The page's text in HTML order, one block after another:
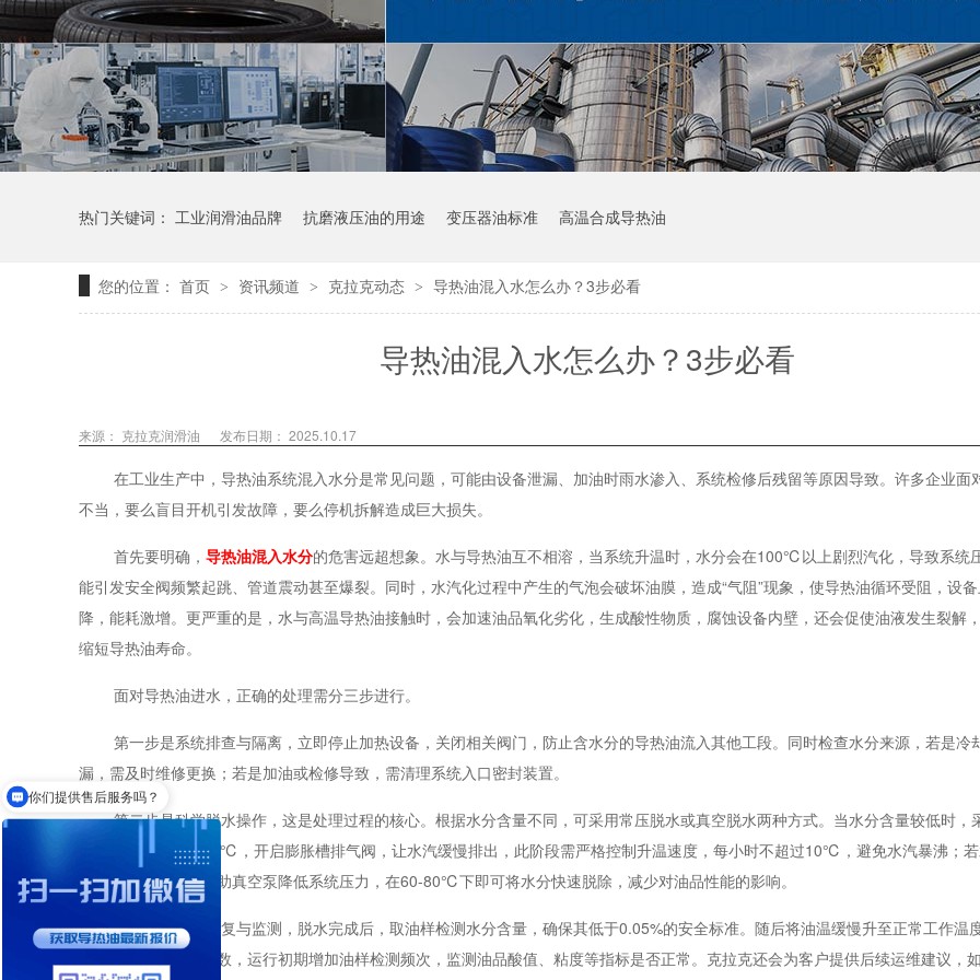
热门关键词： 工业润滑油品牌 抗磨液压油的用途 变压器油标准 高温合成导热油
您的位置： 首页 > 资讯频道 > 克拉克动态 > 导热油混入水怎么办？3步必看
导热油混入水怎么办？3步必看
来源： 克拉克润滑油 发布日期： 2025.10.17
在工业生产中，导热油系统混入水分是常见问题，可能由设备泄漏、加油时雨水渗入、系统检修后残留等原因导致。许多企业面
不当，要么盲目开机引发故障，要么停机拆解造成巨大损失。
首先要明确， 导热油混入水分的危害远超想象。水与导热油互不相溶，当系统升温时，水分会在100℃以上剧烈汽化，导致系统
能引发安全阀频繁起跳、管道震动甚至爆裂。同时，水汽化过程中产生的气泡会破坏油膜，造成“气阻”现象，使导热油循环受阻，设
降，能耗激增。更严重的是，水与高温导热油接触时，会加速油品氧化劣化，生成酸性物质，腐蚀设备内壁，还会促使油液发生裂解
缩短导热油寿命。
面对导热油进水，正确的处理需分三步进行。
第一步是系统排查与隔离，立即停止加热设备，关闭相关阀门，防止含水分的导热油流入其他工段。同时检查水分来源，若是冷
漏，需及时维修更换；若是加油或检修导致，需清理系统入口密封装置。
第二步是科学脱水操作，这是处理过程的核心。根据水分含量不同，可采用常压脱水或真空脱水两种方式。当水分含量较低时，
油温缓慢升至
80-100 ℃，开启膨胀槽排气阀，让水汽缓慢排出，此阶段需严格控制升温速度，每小时不超过10℃，避免水汽暴沸；
需采用真空脱水，借助真空泵降低系统压力，在60-80℃下即可将水分快速脱除，减少对油品性能的影响。
第三步是系统恢复与监测，脱水完成后，取油样检测水分含量，确保其低于0.05%的安全标准。随后将油温缓慢升至正常工作温
压力、循环流量等参数，运行初期增加油样检测频次，监测油品酸值、粘度等指标是否正常。克拉克还会为客户提供后续运维建议，
你们提供售后服务吗？
KD和WD有什么区别？